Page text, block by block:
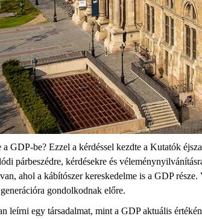
GDP-be? Ezzel a kérdéssel kezdte a Kutatók
párbeszédre, kérdésekre és
ahol a kábítószer kereskedelme is a GDP
gondolkodnak előre.
leírni egy társadalmat, mint a GDP aktuális